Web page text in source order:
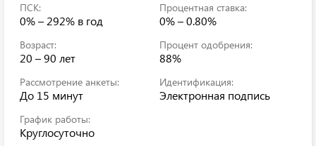
ПСК:
0% – 292% в год
Процентная ставка:
0% – 0.80%
Возраст:
20 – 90 лет
Процент одобрения:
88%
Рассмотрение анкеты:
До 15 минут
Идентификация:
Электронная подпись
График работы:
Круглосуточно